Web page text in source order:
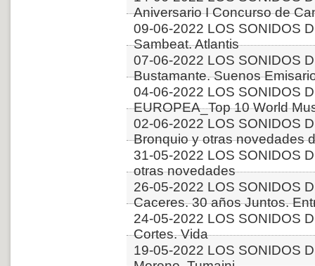
Aniversario I Concurso de
09-06-2022 LOS SONIDOS
Sambeat. Atlantis
07-06-2022 LOS SONIDOS
Bustamante. Suenos
04-06-2022 LOS SONIDOS
EUROPEA_Top 10 World
02-06-2022 LOS SONIDOS
Bronquio y otras novedades
31-05-2022 LOS SONIDOS
otras novedades
26-05-2022 LOS SONIDOS
Caceres. 30 años Juntos.
24-05-2022 LOS SONIDOS
Cortes. Vida
19-05-2022 LOS SONIDOS